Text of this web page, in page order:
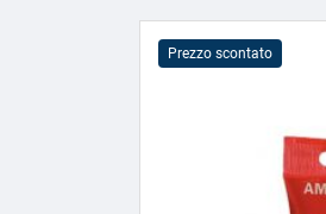
Prezzo scontato